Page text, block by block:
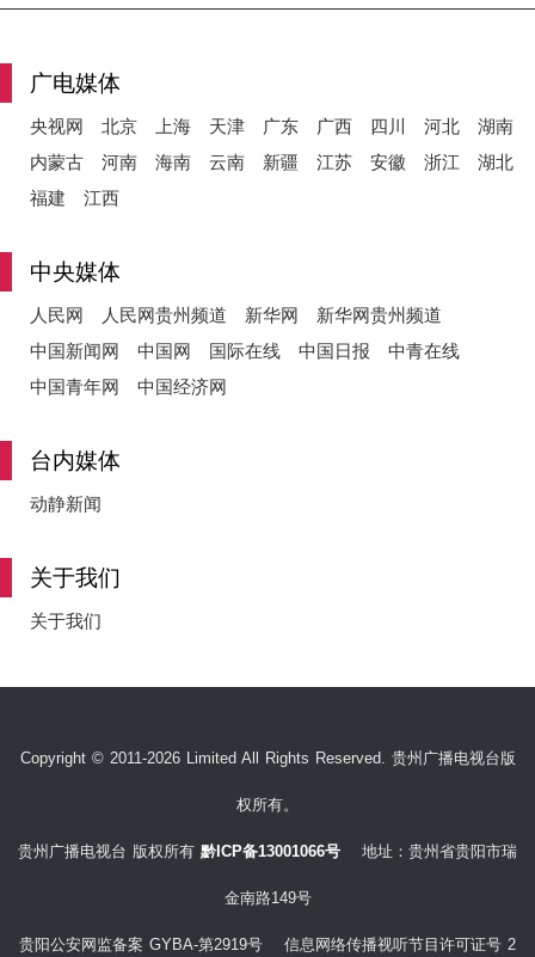
广电媒体
央视网 北京 上海 天津 广东 广西 四川 河北
湖南
内蒙古
河南 海南 云南 新疆 江苏 安徽 浙江
湖北
福建
江西
中央媒体
人民网 人民网贵州频道 新华网
新华网贵州频道
中国新闻网
中国网 国际在线 中国日报
中青在线
中国青年网
中国经济网
台内媒体
动静新闻
关于我们
关于我们
Copyright © 2011-2026 Limited All Rights Reserved. 贵州广播电视台版
权所有。
贵州广播电视台 版权所有 黔ICP备13001066号 地址：贵州省贵阳市瑞
金南路149号
贵阳公安网监备案 GYBA-第2919号 信息网络传播视听节目许可证号 2